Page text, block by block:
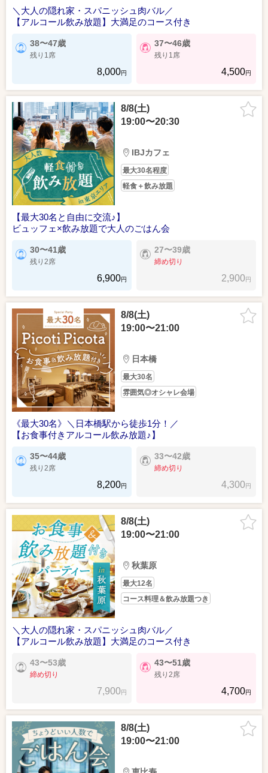
＼大人の隠れ家・スパニッシュ肉バル／
【アルコール飲み放題】大満足のコース付き
38〜47歳
残り1席
8,000円
37〜46歳
残り1席
4,500円
8/8(土)
19:00〜20:30
IBJカフェ
最大30名程度
軽食＋飲み放題
【最大30名と自由に交流♪】
ビュッフェ×飲み放題で大人のごはん会
30〜41歳
残り2席
6,900円
27〜39歳
締め切り
2,900円
8/8(土)
19:00〜21:00
日本橋
最大30名
雰囲気◎オシャレ会場
《最大30名》＼日本橋駅から徒歩1分！／
【お食事付きアルコール飲み放題♪】
35〜44歳
残り2席
8,200円
33〜42歳
締め切り
4,300円
8/8(土)
19:00〜21:00
秋葉原
最大12名
コース料理＆飲み放題つき
＼大人の隠れ家・スパニッシュ肉バル／
【アルコール飲み放題】大満足のコース付き
43〜53歳
締め切り
7,900円
43〜51歳
残り2席
4,700円
8/8(土)
19:00〜21:00